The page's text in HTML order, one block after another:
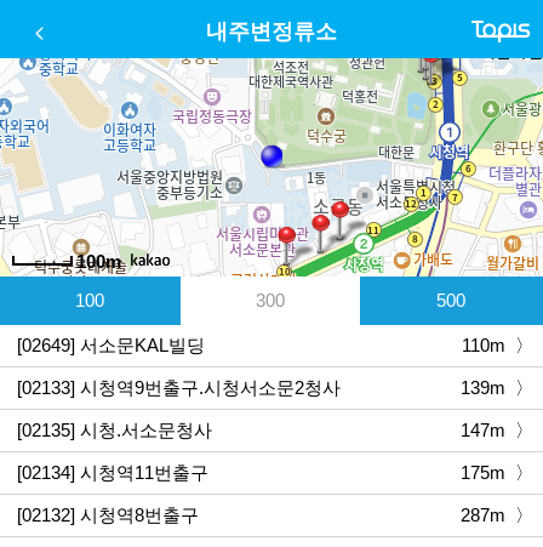
내주변정류소
100m
100
300 500
[02649] 서소문KAL빌딩 110m 〉
[02133] 시청역9번출구.시청서소문2청사 139m 〉
[02135] 시청.서소문청사 147m 〉
[02134] 시청역11번출구 175m 〉
[02132] 시청역8번출구 287m 〉